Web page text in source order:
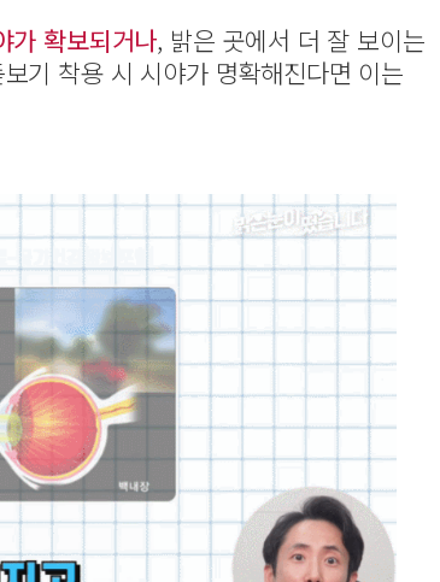
가 확보되거나, 밝은 곳에서 더 잘 보이는
기 착용 시 시야가 명확해진다면 이는